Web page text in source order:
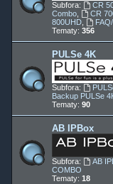
Subfora: CR
Combo
CR
800UHD
Tematy: 356
PULSe 4K
Subfora:
Backup PULSe
Tematy: 90
AB IPBox
Subfora: AB
COMBO
Tematy: 18